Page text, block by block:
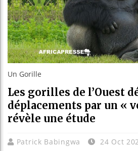
Un Gorille
Les gorilles de l’Ouest
déplacements par un «
révèle une étude
Patrick Babingwa 24 Oct